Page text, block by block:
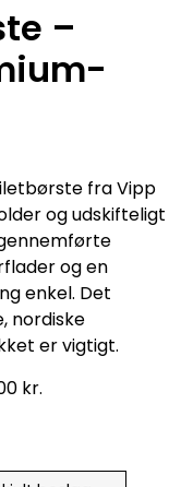
–
fra Vipp
og udskifteligt
og en
enkel. Det
nordiske
er vigtigt.
kr.